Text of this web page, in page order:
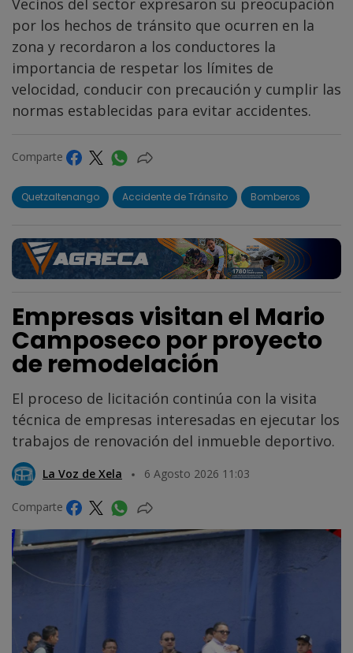
Vecinos del sector expresaron su preocupación
por los hechos de tránsito que ocurren en la
zona y recordaron a los conductores la
importancia de respetar los límites de
velocidad, conducir con precaución y cumplir las
normas establecidas para evitar accidentes.
Comparte
Quetzaltenango Accidente de Tránsito Bomberos
Empresas visitan el Mario
Camposeco por proyecto
de remodelación
El proceso de licitación continúa con la visita
técnica de empresas interesadas en ejecutar los
trabajos de renovación del inmueble deportivo.
La Voz de Xela 6 Agosto 2026 11:03
Comparte